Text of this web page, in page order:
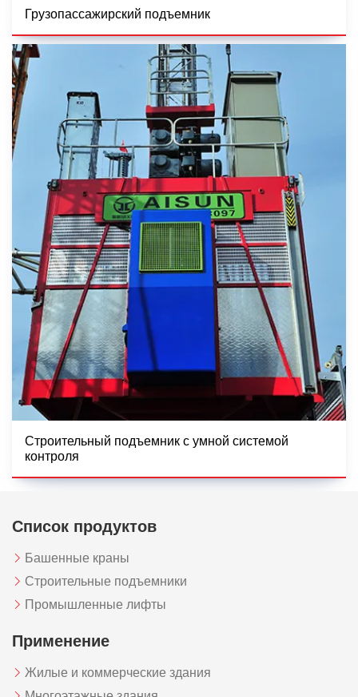
Грузопассажирский подъемник
Строительный подъемник с умной системой
контроля
Список продуктов
Башенные краны
Строительные подъемники
Промышленные лифты
Применение
Жилые и коммерческие здания